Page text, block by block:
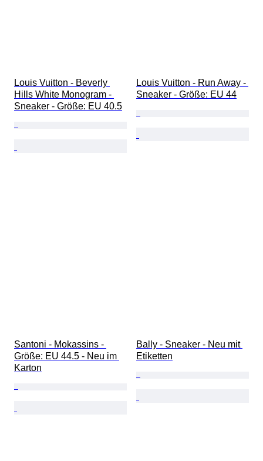
Louis Vuitton - Beverly
Hills White Monogram -
Sneaker - Größe: EU 40.5
Louis Vuitton - Run Away -
Sneaker - Größe: EU 44
Santoni - Mokassins -
Größe: EU 44.5 - Neu im
Karton
Bally - Sneaker - Neu mit
Etiketten